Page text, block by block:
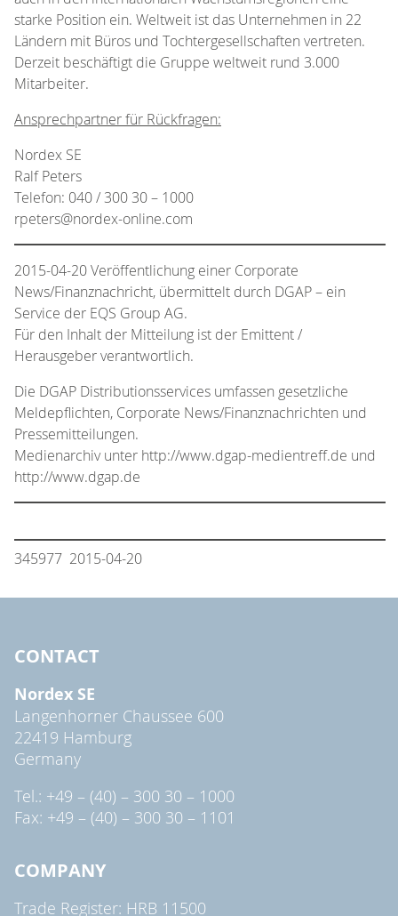
starke Position ein. Weltweit ist das Unternehmen in 22
Ländern mit Büros und Tochtergesellschaften vertreten.
Derzeit beschäftigt die Gruppe weltweit rund 3.000
Mitarbeiter.
Ansprechpartner für Rückfragen:
Nordex SE
Ralf Peters
Telefon: 040 / 300 30 – 1000
rpeters@nordex-online.com
2015-04-20 Veröffentlichung einer Corporate
News/Finanznachricht, übermittelt durch DGAP – ein
Service der EQS Group AG.
Für den Inhalt der Mitteilung ist der Emittent /
Herausgeber verantwortlich.
Die DGAP Distributionsservices umfassen gesetzliche
Meldepflichten, Corporate News/Finanznachrichten und
Pressemitteilungen.
Medienarchiv unter http://www.dgap-medientreff.de und
http://www.dgap.de
345977 2015-04-20
CONTACT
Nordex SE
Langenhorner Chaussee 600
22419 Hamburg
Germany
Tel.: +49 – (40) – 300 30 – 1000
Fax: +49 – (40) – 300 30 – 1101
COMPANY
Trade Register: HRB 11500